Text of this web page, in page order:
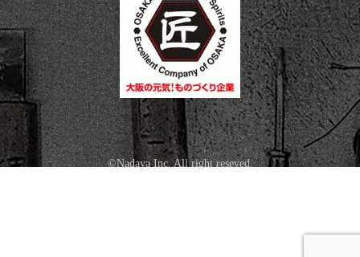
©Nadaya Inc. All right reseved.